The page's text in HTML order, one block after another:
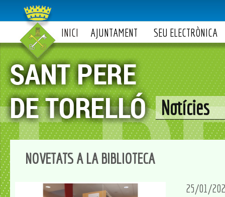
INICI AJUNTAMENT SEU ELECTRÒNICA
Notícies
NOVETATS A LA BIBLIOTECA
25/01/